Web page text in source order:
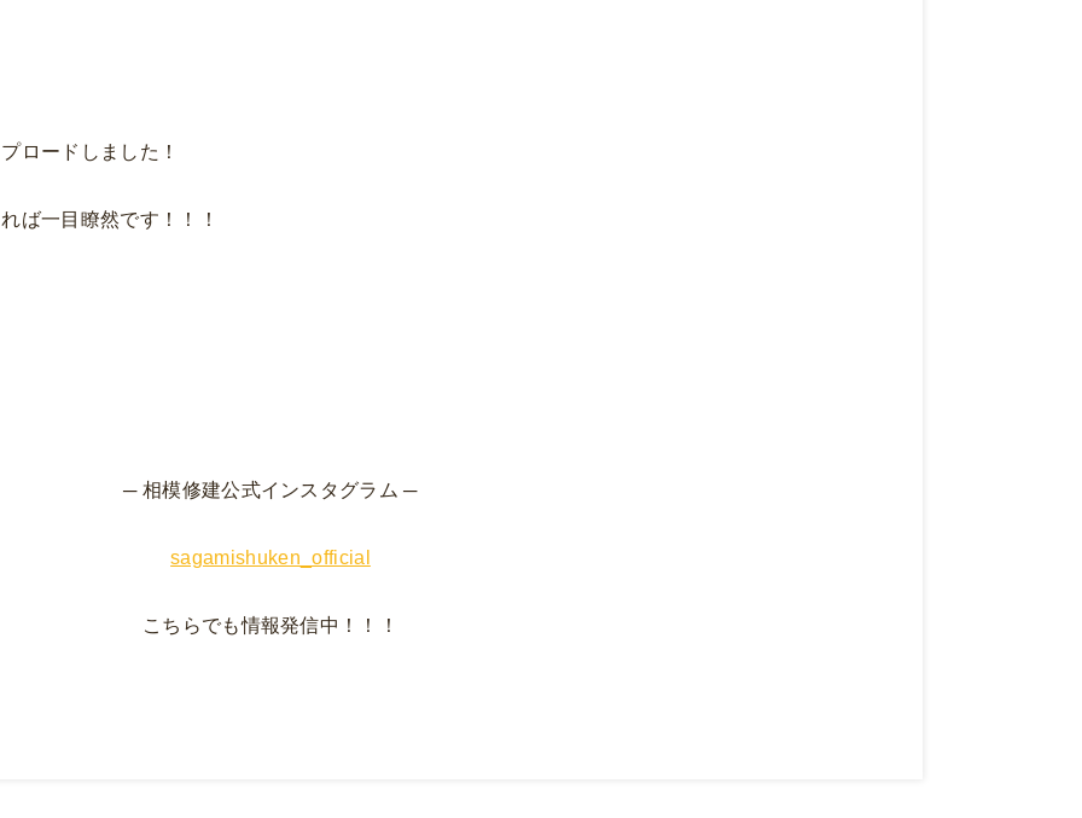
ロードしました！
ば一目瞭然です！！！
─ 相模修建公式インスタグラム ─
sagamishuken_official
こちらでも情報発信中！！！